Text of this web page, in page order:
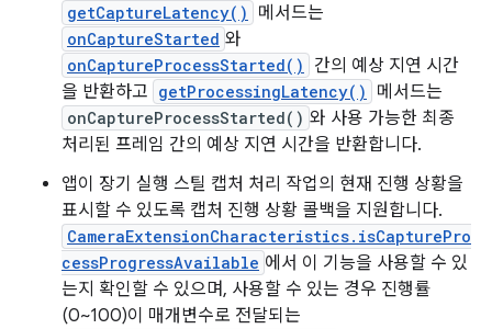
getCaptureLatency() 메서드는
onCaptureStarted 와
onCaptureProcessStarted()
간의 예상 지연 시간
을 반환하고 getProcessingLatency() 메서드는
onCaptureProcessStarted() 와 사용 가능한 최종
처리된 프레임 간의 예상 지연 시간을 반환합니다.
앱이 장기 실행 스틸 캡처 처리 작업의 현재 진행 상황을
표시할 수 있도록 캡처 진행 상황 콜백을 지원합니다.
CameraExtensionCharacteristics.isCapturePro
cessProgressAvailable 에서 이 기능을 사용할 수 있
는지 확인할 수 있으며, 사용할 수 있는 경우 진행률
(0~100)이 매개변수로 전달되는